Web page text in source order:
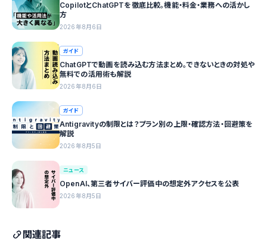
CopilotとChatGPTを徹底比較。機能・料金・業務への活かし
方
2026年8月6日
ガイド
ChatGPTで動画を読み込む方法まとめ。できないときの対処や
無料での活用術も解説
2026年8月6日
ガイド
Antigravityの制限とは？プラン別の上限・確認方法・回避策を
解説
2026年8月5日
ニュース
OpenAI、第三者サイバー評価中の想定外アクセスを公表
2026年8月5日
関連記事